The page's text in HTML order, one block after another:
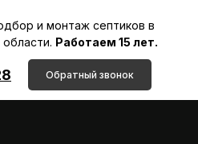
Обратный звонок
и монтаж септиков в
Работаем 15 лет.